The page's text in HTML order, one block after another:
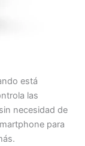
está
las
necesidad de
para